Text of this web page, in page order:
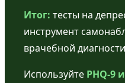
Итог: тесты на
инструмент
врачебной
Используйте PHQ-9